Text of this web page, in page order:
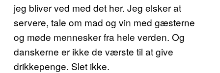
jeg bliver ved med det her. Jeg elsker at
servere, tale om mad og vin med gæsterne
og møde mennesker fra hele verden. Og
danskerne er ikke de værste til at give
drikkepenge. Slet ikke.